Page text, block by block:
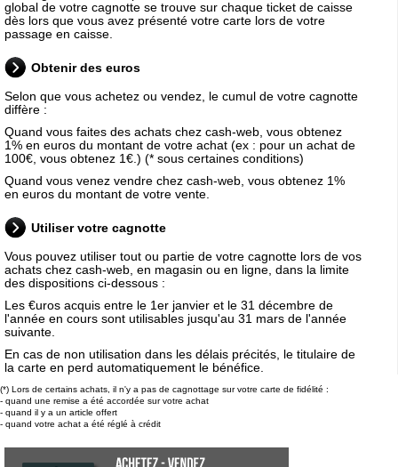
global de votre cagnotte se trouve sur chaque ticket de caisse
dès lors que vous avez présenté votre carte lors de votre
passage en caisse.
Obtenir des euros
Selon que vous achetez ou vendez, le cumul de votre cagnotte
diffère :
Quand vous faites des achats chez cash-web, vous obtenez
1% en euros du montant de votre achat (ex : pour un achat de
100€, vous obtenez 1€.) (* sous certaines conditions)
Quand vous venez vendre chez cash-web, vous obtenez 1%
en euros du montant de votre vente.
Utiliser votre cagnotte
Vous pouvez utiliser tout ou partie de votre cagnotte lors de vos
achats chez cash-web, en magasin ou en ligne, dans la limite
des dispositions ci-dessous :
Les €uros acquis entre le 1er janvier et le 31 décembre de
l'année en cours sont utilisables jusqu'au 31 mars de l'année
suivante.
En cas de non utilisation dans les délais précités, le titulaire de
la carte en perd automatiquement le bénéfice.
(*) Lors de certains achats, il n'y a pas de cagnottage sur votre carte de fidélité :
- quand une remise a été accordée sur votre achat
- quand il y a un article offert
- quand votre achat a été réglé à crédit